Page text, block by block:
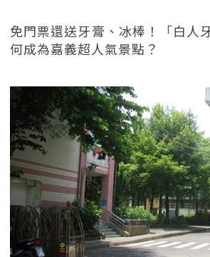
免門票還送牙膏、冰棒！「白人
何成為嘉義超人氣景點？